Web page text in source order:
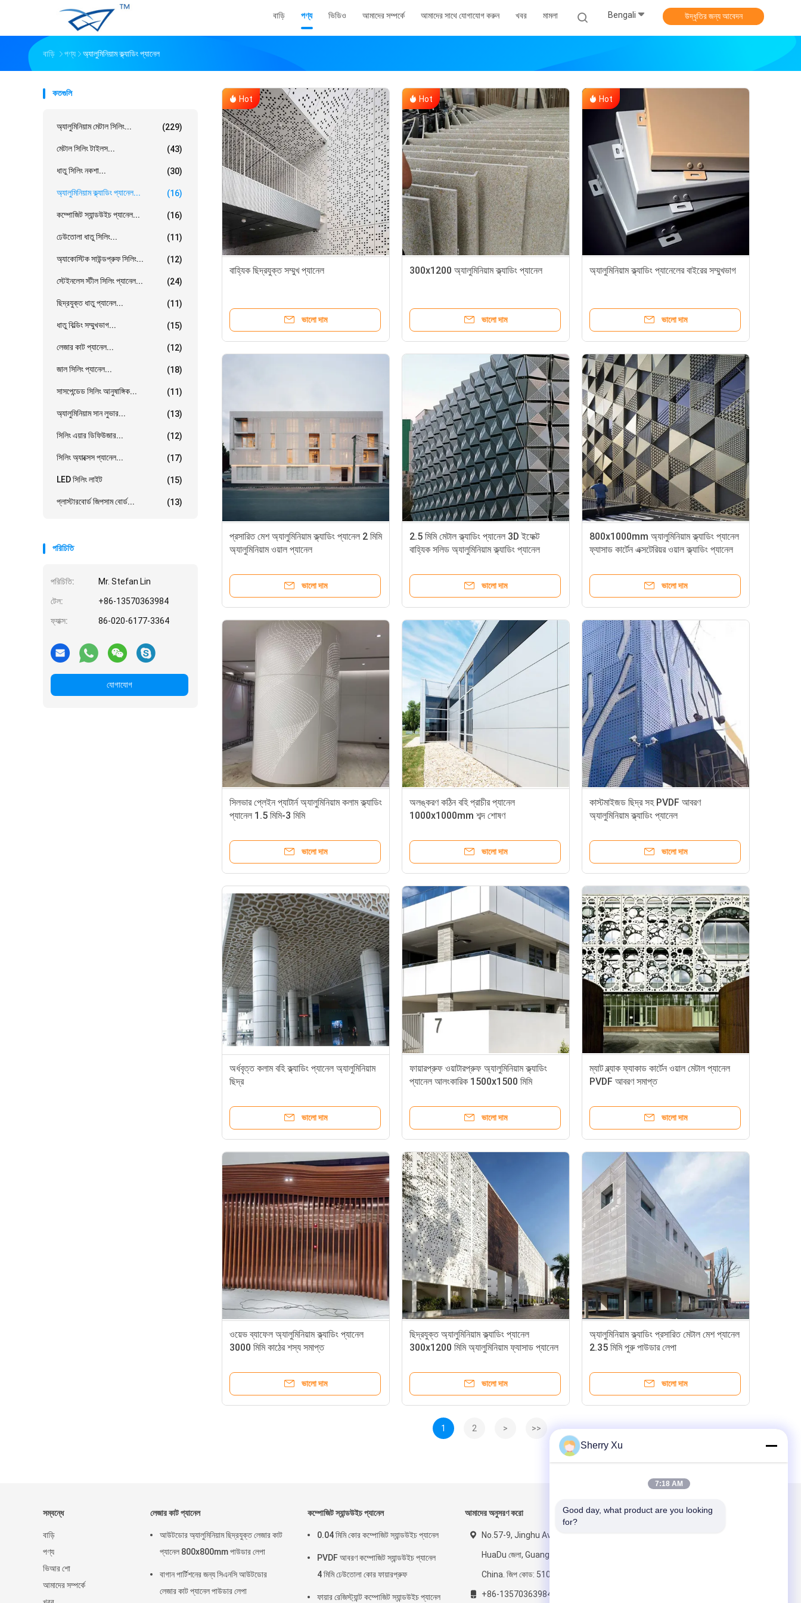
বাড়ি পণ্য ভিডিও আমাদের সম্পর্কে আমাদের সাথে যোগাযোগ করুন খবর মামলা Bengali উদ্ধৃতির জন্য আবেদন
বাড়ি পণ্য অ্যালুমিনিয়াম ক্ল্যাডিং প্যানেল
কতগুলি
অ্যালুমিনিয়াম মেটাল সিলিং... (229)
মেটাল সিলিং টাইলস... (43)
ধাতু সিলিং নকশা... (30)
অ্যালুমিনিয়াম ক্ল্যাডিং প্যানেল... (16)
কম্পোজিট স্যান্ডউইচ প্যানেল... (16)
ঢেউতোলা ধাতু সিলিং... (11)
অ্যাকোস্টিক সাউন্ডপ্রুফ সিলিং... (12)
স্টেইনলেস স্টীল সিলিং প্যানেল... (24)
ছিদ্রযুক্ত ধাতু প্যানেল... (11)
ধাতু বিল্ডিং সম্মুখভাগ... (15)
লেজার কাট প্যানেল... (12)
জাল সিলিং প্যানেল... (18)
সাসপেন্ডেড সিলিং আনুষাঙ্গিক... (11)
অ্যালুমিনিয়াম সান লুভার... (13)
সিলিং এয়ার ডিফিউজার... (12)
সিলিং অ্যাক্সেস প্যানেল... (17)
LED সিলিং লাইট (15)
প্লাস্টারবোর্ড জিপসাম বোর্ড... (13)
পরিচিতি
পরিচিতি: Mr. Stefan Lin
টেল: +86-13570363984
ফ্যাক্স: 86-020-6177-3364
যোগাযোগ
Hot
বাহ্যিক ছিদ্রযুক্ত সম্মুখ প্যানেল
ভালো দাম
Hot
300x1200 অ্যালুমিনিয়াম ক্ল্যাডিং প্যানেল
ভালো দাম
Hot
অ্যালুমিনিয়াম ক্ল্যাডিং প্যানেলের বাইরের সম্মুখভাগ
ভালো দাম
প্রসারিত মেশ অ্যালুমিনিয়াম ক্ল্যাডিং প্যানেল 2 মিমি
অ্যালুমিনিয়াম ওয়াল প্যানেল
ভালো দাম
2.5 মিমি মেটাল ক্ল্যাডিং প্যানেল 3D ইফেক্ট
বাহ্যিক সলিড অ্যালুমিনিয়াম ক্ল্যাডিং প্যানেল
ভালো দাম
800x1000mm অ্যালুমিনিয়াম ক্ল্যাডিং প্যানেল
ফ্যাসাড কার্টেন এক্সটেরিয়র ওয়াল ক্ল্যাডিং প্যানেল
ভালো দাম
সিলভার প্লেইন প্যাটার্ন অ্যালুমিনিয়াম কলাম ক্ল্যাডিং
প্যানেল 1.5 মিমি-3 মিমি
ভালো দাম
অলঙ্করণ কঠিন বহি প্রাচীর প্যানেল
1000x1000mm শব্দ শোষণ
ভালো দাম
কাস্টমাইজড ছিদ্র সহ PVDF আবরণ
অ্যালুমিনিয়াম ক্ল্যাডিং প্যানেল
ভালো দাম
অর্ধবৃত্ত কলাম বহি ক্ল্যাডিং প্যানেল অ্যালুমিনিয়াম
ছিদ্র
ভালো দাম
ফায়ারপ্রুফ ওয়াটারপ্রুফ অ্যালুমিনিয়াম ক্ল্যাডিং
প্যানেল আলংকারিক 1500x1500 মিমি
ভালো দাম
ম্যাট ব্ল্যাক ফ্যাকাড কার্টেন ওয়াল মেটাল প্যানেল
PVDF আবরণ সমাপ্ত
ভালো দাম
ওয়েভ ব্যাফেল অ্যালুমিনিয়াম ক্ল্যাডিং প্যানেল
3000 মিমি কাঠের শস্য সমাপ্ত
ভালো দাম
ছিদ্রযুক্ত অ্যালুমিনিয়াম ক্ল্যাডিং প্যানেল
300x1200 মিমি অ্যালুমিনিয়াম ফ্যাসাড প্যানেল
ভালো দাম
অ্যালুমিনিয়াম ক্ল্যাডিং প্রসারিত মেটাল মেশ প্যানেল
2.35 মিমি পুরু পাউডার লেপা
ভালো দাম
1 2 > >>
সম্বন্ধে
বাড়ি
পণ্য
ভিআর শো
আমাদের সম্পর্কে
লেজার কাট প্যানেল
আউটডোর অ্যালুমিনিয়াম ছিদ্রযুক্ত লেজার কাট
প্যানেল 800x800mm পাউডার লেপা
বাগান পার্টিশনের জন্য সিএনসি আউটডোর
লেজার কাট প্যানেল পাউডার লেপা
কম্পোজিট স্যান্ডউইচ প্যানেল
0.04 মিমি কোর কম্পোজিট স্যান্ডউইচ প্যানেল
PVDF আবরণ কম্পোজিট স্যান্ডউইচ প্যানেল
4 মিমি ঢেউতোলা কোর ফায়ারপ্রুফ
ফায়ার রেজিস্ট্যান্ট কম্পোজিট স্যান্ডউইচ প্যানেল
আমাদের অনুসরণ করো
No.57-9, Jinghu Avenue,
HuaDu জেলা, Guangzhou City,
China. জিপ কোড: 510800
+86-13570363984
আমাদের মেইল ​​করুন
Sherry Xu
7:18 AM
Good day, what product are you looking
for?